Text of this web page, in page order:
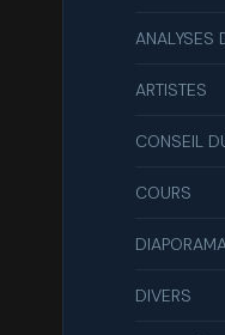
ANALYSES
ARTISTES
CONSEIL
COURS
DIVERS